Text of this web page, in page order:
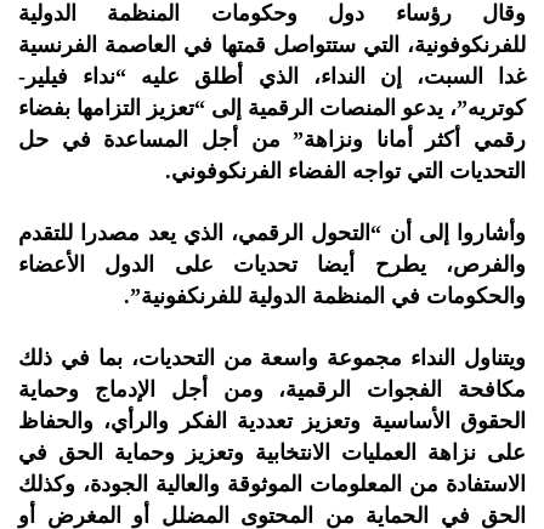
وقال رؤساء دول وحكومات المنظمة الدولية
للفرنكوفونية، التي ستتواصل قمتها في العاصمة الفرنسية
غدا السبت، إن النداء، الذي أطلق عليه “نداء فيلير-
كوتريه”، يدعو المنصات الرقمية إلى “تعزيز التزامها بفضاء
رقمي أكثر أمانا ونزاهة” من أجل المساعدة في حل
التحديات التي تواجه الفضاء الفرنكوفوني.
وأشاروا إلى أن “التحول الرقمي، الذي يعد مصدرا للتقدم
والفرص، يطرح أيضا تحديات على الدول الأعضاء
والحكومات في المنظمة الدولية للفرنكفونية”.
ويتناول النداء مجموعة واسعة من التحديات، بما في ذلك
مكافحة الفجوات الرقمية، ومن أجل الإدماج وحماية
الحقوق الأساسية وتعزيز تعددية الفكر والرأي، والحفاظ
على نزاهة العمليات الانتخابية وتعزيز وحماية الحق في
الاستفادة من المعلومات الموثوقة والعالية الجودة، وكذلك
الحق في الحماية من المحتوى المضلل أو المغرض أو